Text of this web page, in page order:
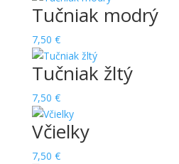
Tučniak modrý
7,50 €
Tučniak žltý
7,50 €
Včielky
7,50 €